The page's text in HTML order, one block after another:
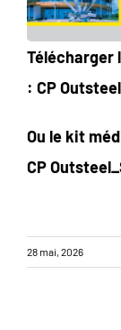
Télécharger
: CP
Ou le kit
CP
28 mai, 2026